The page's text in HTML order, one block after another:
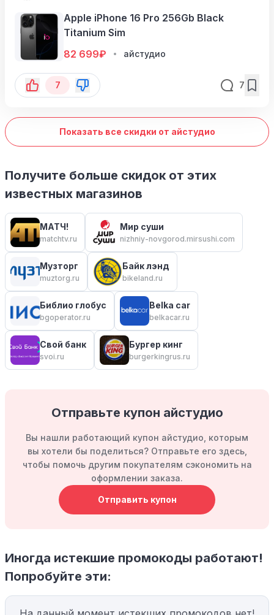
Apple iPhone 16 Pro 256Gb Black
Titanium Sim
82 699₽ айстудио
7 7
Показать все скидки от айстудио
Получите больше скидок от этих
известных магазинов
МАТЧ!
matchtv.ru
Мир суши
nizhniy-novgorod.mirsushi.com
Музторг
muztorg.ru
Байк лэнд
bikeland.ru
Библио глобус
bgoperator.ru
Belka car
belkacar.ru
Свой банк
svoi.ru
Бургер кинг
burgerkingrus.ru
Отправьте купон айстудио
Вы нашли работающий купон айстудио, которым
вы хотели бы поделиться? Отправьте его здесь,
чтобы помочь другим покупателям сэкономить на
оформлении заказа.
Отправить купон
Иногда истекшие промокоды работают!
Попробуйте эти: